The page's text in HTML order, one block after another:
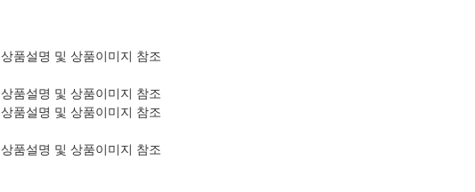
상품설명 및 상품이미지 참조
상품설명 및 상품이미지 참조
상품설명 및 상품이미지 참조
상품설명 및 상품이미지 참조